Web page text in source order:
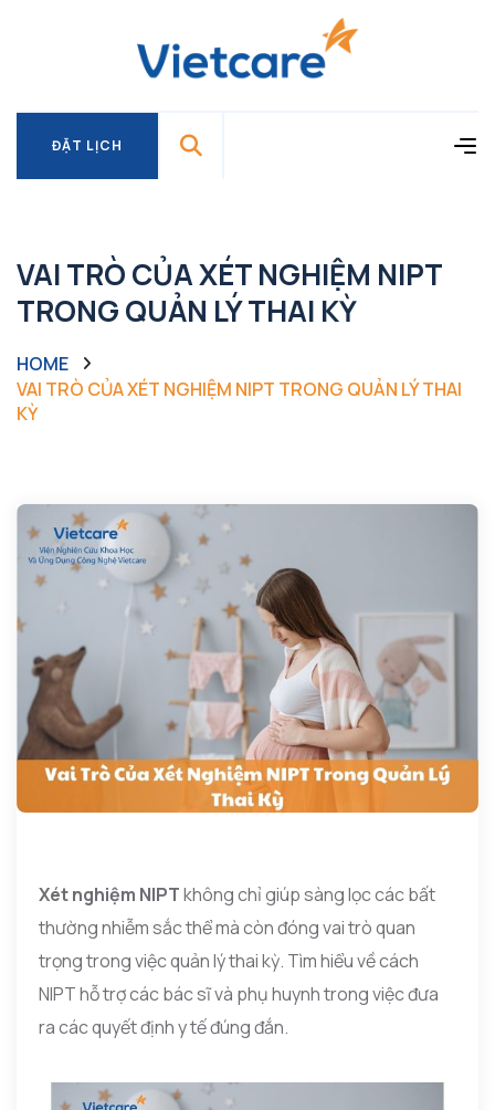
ĐẶT LỊCH
VAI TRÒ CỦA XÉT NGHIỆM NIPT
TRONG QUẢN LÝ THAI KỲ
HOME
VAI TRÒ CỦA XÉT NGHIỆM NIPT TRONG QUẢN LÝ THAI
KỲ
Xét nghiệm NIPTkhông chỉ giúp sàng lọc các bất
thường nhiễm sắc thể mà còn đóng vai trò quan
trọng trong việc quản lý thai kỳ. Tìm hiểu về cách
NIPT hỗ trợ các bác sĩ và phụ huynh trong việc đưa
ra các quyết định y tế đúng đắn.